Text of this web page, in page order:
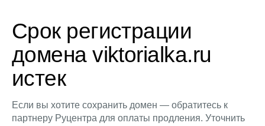
Срок регистрации
домена viktorialka.ru
истек
Если вы хотите сохранить домен — обратитесь к
партнеру Руцентра для оплаты продления. Уточнить